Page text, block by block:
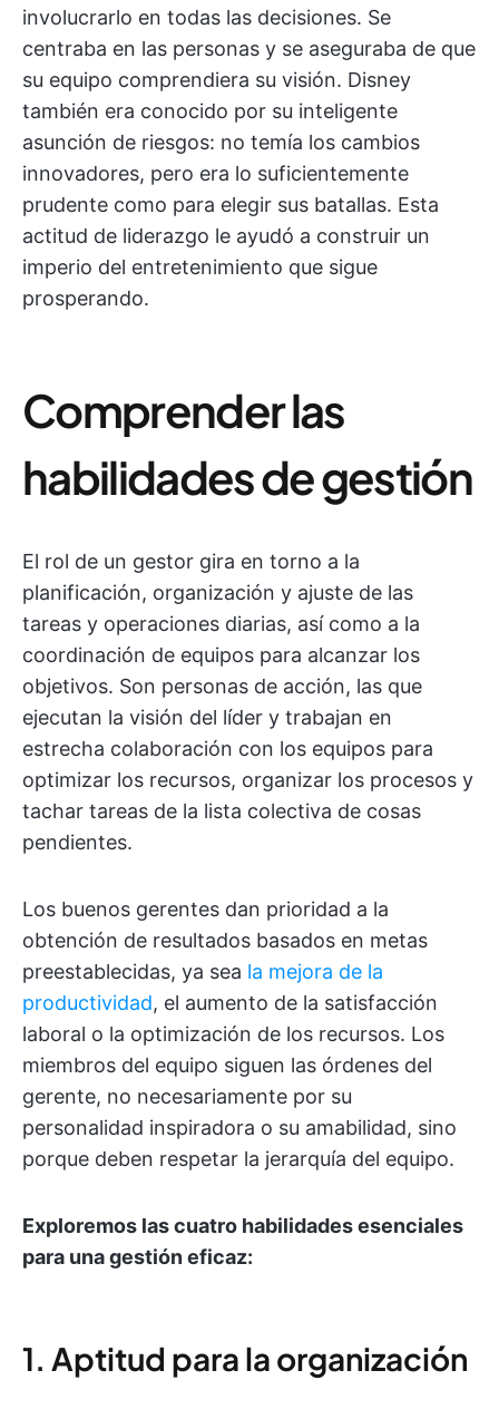
involucrarlo en todas las decisiones. Se
centraba en las personas y se aseguraba de que
su equipo comprendiera su visión. Disney
también era conocido por su inteligente
asunción de riesgos: no temía los cambios
innovadores, pero era lo suficientemente
prudente como para elegir sus batallas. Esta
actitud de liderazgo le ayudó a construir un
imperio del entretenimiento que sigue
prosperando.
Comprender las
habilidades de gestión
El rol de un gestor gira en torno a la
planificación, organización y ajuste de las
tareas y operaciones diarias, así como a la
coordinación de equipos para alcanzar los
objetivos. Son personas de acción, las que
ejecutan la visión del líder y trabajan en
estrecha colaboración con los equipos para
optimizar los recursos, organizar los procesos y
tachar tareas de la lista colectiva de cosas
pendientes.
Los buenos gerentes dan prioridad a la
obtención de resultados basados en metas
preestablecidas, ya sea la mejora de la
productividad, el aumento de la satisfacción
laboral o la optimización de los recursos. Los
miembros del equipo siguen las órdenes del
gerente, no necesariamente por su
personalidad inspiradora o su amabilidad, sino
porque deben respetar la jerarquía del equipo.
Exploremos las cuatro habilidades esenciales
para una gestión eficaz:
1. Aptitud para la organización